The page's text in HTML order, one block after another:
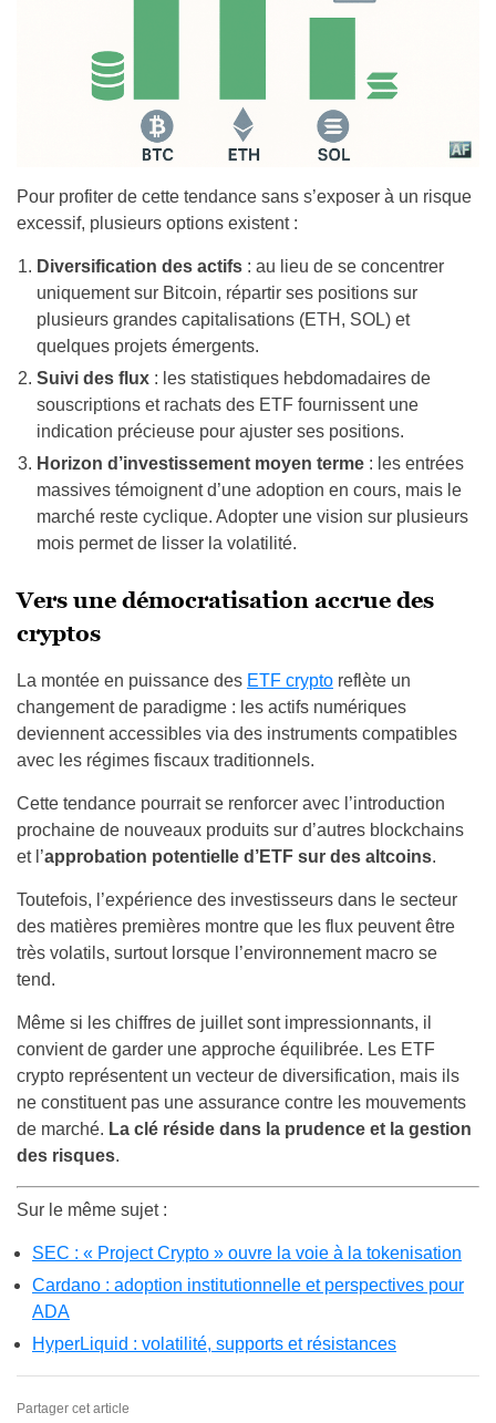
Pour profiter de cette tendance sans s’exposer à un risque
excessif, plusieurs options existent :
Diversification des actifs : au lieu de se concentrer
uniquement sur Bitcoin, répartir ses positions sur
plusieurs grandes capitalisations (ETH, SOL) et
quelques projets émergents.
Suivi des flux : les statistiques hebdomadaires de
souscriptions et rachats des ETF fournissent une
indication précieuse pour ajuster ses positions.
Horizon d’investissement moyen terme : les entrées
massives témoignent d’une adoption en cours, mais le
marché reste cyclique. Adopter une vision sur plusieurs
mois permet de lisser la volatilité.
Vers une démocratisation accrue des
cryptos
La montée en puissance des ETF crypto reflète un
changement de paradigme : les actifs numériques
deviennent accessibles via des instruments compatibles
avec les régimes fiscaux traditionnels.
Cette tendance pourrait se renforcer avec l’introduction
prochaine de nouveaux produits sur d’autres blockchains
et l’approbation potentielle d’ETF sur des altcoins.
Toutefois, l’expérience des investisseurs dans le secteur
des matières premières montre que les flux peuvent être
très volatils, surtout lorsque l’environnement macro se
tend.
Même si les chiffres de juillet sont impressionnants, il
convient de garder une approche équilibrée. Les ETF
crypto représentent un vecteur de diversification, mais ils
ne constituent pas une assurance contre les mouvements
de marché. La clé réside dans la prudence et la gestion
des risques.
Sur le même sujet :
SEC : « Project Crypto » ouvre la voie à la tokenisation
Cardano : adoption institutionnelle et perspectives pour
ADA
HyperLiquid : volatilité, supports et résistances
Partager cet article